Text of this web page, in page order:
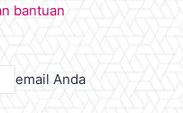
bantuan
email Anda